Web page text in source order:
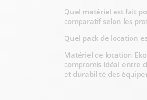
Quel matériel est fait
comparatif selon les
Quel pack de location
Matériel de location
compromis idéal entre
et durabilité des